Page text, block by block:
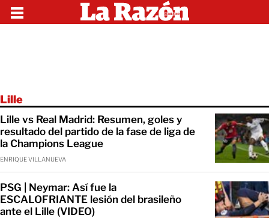
Lille
Lille vs Real Madrid: Resumen, goles y
resultado del partido de la fase de liga de
la Champions League
ENRIQUE VILLANUEVA
PSG | Neymar: Así fue la
ESCALOFRIANTE lesión del brasileño
ante el Lille (VIDEO)